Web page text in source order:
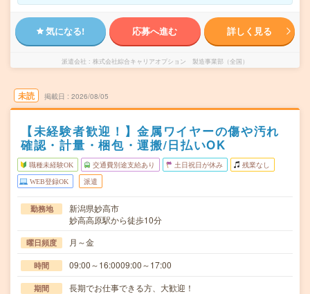
気になる! 応募へ進む 詳しく見る
派遣会社 株式会社綜合キャリアオプション 製造事業部（全国）
未読 掲載日 2026/08/05
【未経験者歓迎！】金属ワイヤーの傷や汚れ
確認・計量・梱包・運搬/日払いOK
職種未経験OK 交通費別途支給あり 土日祝日が休み 残業なし
WEB登録OK 派遣
勤務地
新潟県妙高市
妙高高原駅から徒歩10分
曜日頻度 月～金
時間 09:00～16:0009:00～17:00
期間 長期でお仕事できる方、大歓迎！